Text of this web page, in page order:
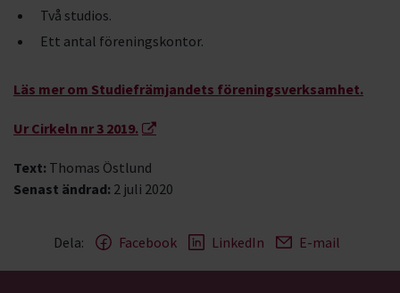
Två studios.
Ett antal föreningskontor.
Läs mer om Studiefrämjandets föreningsverksamhet.
Ur Cirkeln nr 3 2019.
Text: Thomas Östlund
Senast ändrad: 2 juli 2020
Dela: Facebook LinkedIn E-mail